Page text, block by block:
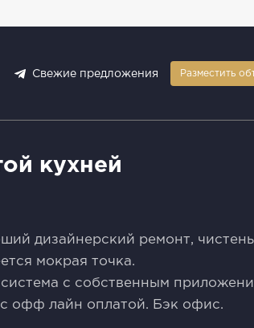
Свежие предложения Разместить
кухней
дизайнерский ремонт,
мокрая точка.
с собственным
офф лайн оплатой. Бэк офис.